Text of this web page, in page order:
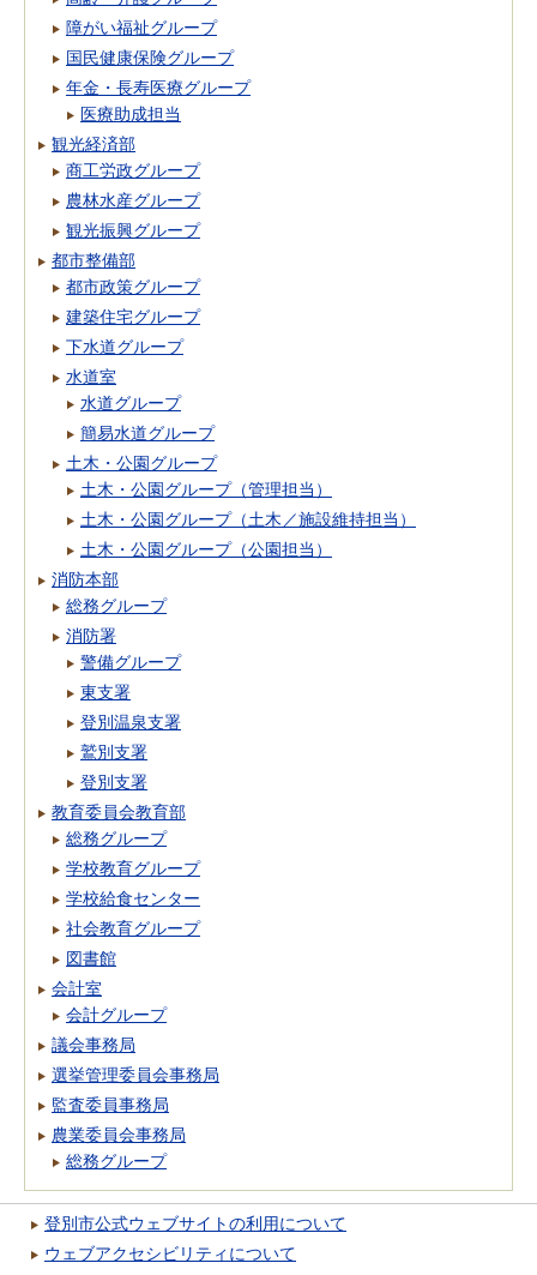
障がい福祉グループ
国民健康保険グループ
年金・長寿医療グループ
医療助成担当
観光経済部
商工労政グループ
農林水産グループ
観光振興グループ
都市整備部
都市政策グループ
建築住宅グループ
下水道グループ
水道室
水道グループ
簡易水道グループ
土木・公園グループ
土木・公園グループ（管理担当）
土木・公園グループ（土木／施設維持担当）
土木・公園グループ（公園担当）
消防本部
総務グループ
消防署
警備グループ
東支署
登別温泉支署
鷲別支署
登別支署
教育委員会教育部
総務グループ
学校教育グループ
学校給食センター
社会教育グループ
図書館
会計室
会計グループ
議会事務局
選挙管理委員会事務局
監査委員事務局
農業委員会事務局
総務グループ
登別市公式ウェブサイトの利用について
ウェブアクセシビリティについて